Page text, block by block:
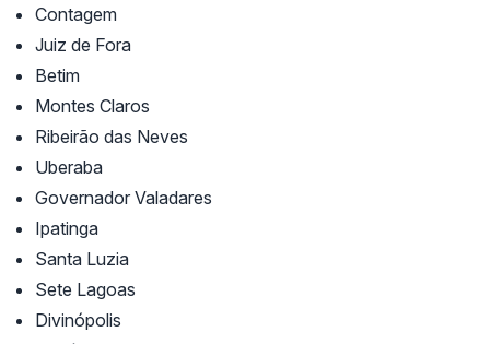
Contagem
Juiz de Fora
Betim
Montes Claros
Ribeirão das Neves
Uberaba
Governador Valadares
Ipatinga
Santa Luzia
Sete Lagoas
Divinópolis